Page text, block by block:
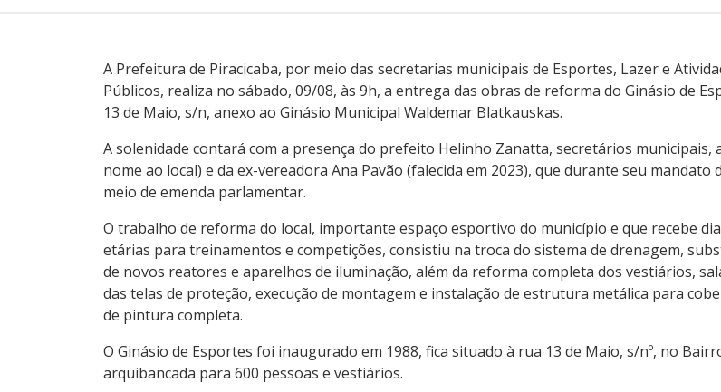
A Prefeitura de Piracicaba, por meio das secretarias municipais de Esportes, Lazer e
Públicos, realiza no sábado, 09/08, às 9h, a entrega das obras de reforma do Ginásio de
13 de Maio, s/n, anexo ao Ginásio Municipal Waldemar Blatkauskas.
A solenidade contará com a presença do prefeito Helinho Zanatta, secretários municipais,
nome ao local) e da ex-vereadora Ana Pavão (falecida em 2023), que durante seu
meio de emenda parlamentar.
O trabalho de reforma do local, importante espaço esportivo do município e que recebe
etárias para treinamentos e competições, consistiu na troca do sistema de drenagem,
de novos reatores e aparelhos de iluminação, além da reforma completa dos vestiários,
das telas de proteção, execução de montagem e instalação de estrutura metálica para
de pintura completa.
O Ginásio de Esportes foi inaugurado em 1988, fica situado à rua 13 de Maio, s/nº, no
arquibancada para 600 pessoas e vestiários.